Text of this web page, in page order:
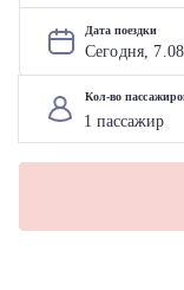
Дата поездки
Сегодня, 7.08
Кол-во